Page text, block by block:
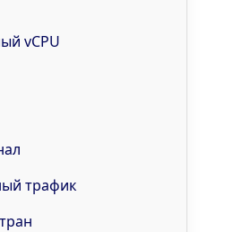
vCPU
трафик